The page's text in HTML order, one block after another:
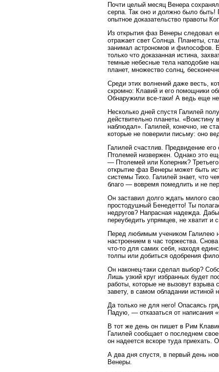
Почти целый месяц Венера
серпа. Так оно и должно было быть!
опытное доказательство правоты
Из открытия фаз Венеры следовал
отражает свет Солнца. Планеты,
занимал астрономов и философов.
только что доказанная истина,
темные небесные тела наподобие
планет, множество солнц,
Среди этих волнений даже весть,
скромно: Клавий и его помощники
Обнаружили все-таки! А ведь еще
Несколько дней спустя Галилей
действительно планеты.
наблюдал». Галилей, конечно, не
которые не поверили письму: оно
Галилей счастлив. Предвидение
Птолемей низвержен. Однако это
— Птолемей или Коперник?
открытие фаз Венеры может быть
системы Тихо. Галилей знает, что
благо — вовремя помедлить и не
Он заставил долго ждать милого
простодушный Бенедетто! Ты
недругов? Напрасная надежда.
переубедить упрямцев, не хватит и
Перед любимым учеником Галилею
настроением в час торжества.
что-то для самих себя, находя
толпы или добиться одобрения
Он наконец-таки сделал выбор?
Лишь узкий круг избранных будет
работы, которые не вызовут взрыва
завету, в самом обладании
Да только не для него! Опасаясь
Падую, — отказаться от написания
В тот же день он пишет в Рим
Галилей сообщает о последнем
он надеется вскоре туда приехать.
А два дня спустя, в первый день
Венеры.